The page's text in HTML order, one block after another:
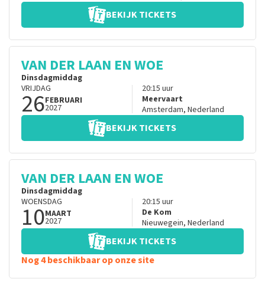
BEKIJK TICKETS
VAN DER LAAN EN WOE
Dinsdagmiddag
VRIJDAG
26FEBRUARI
2027
20:15 uur
Meervaart
Amsterdam, Nederland
BEKIJK TICKETS
VAN DER LAAN EN WOE
Dinsdagmiddag
WOENSDAG
10MAART
2027
20:15 uur
De Kom
Nieuwegein, Nederland
BEKIJK TICKETS
Nog 4 beschikbaar op onze site